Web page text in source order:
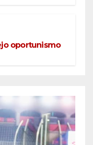
oportunismo